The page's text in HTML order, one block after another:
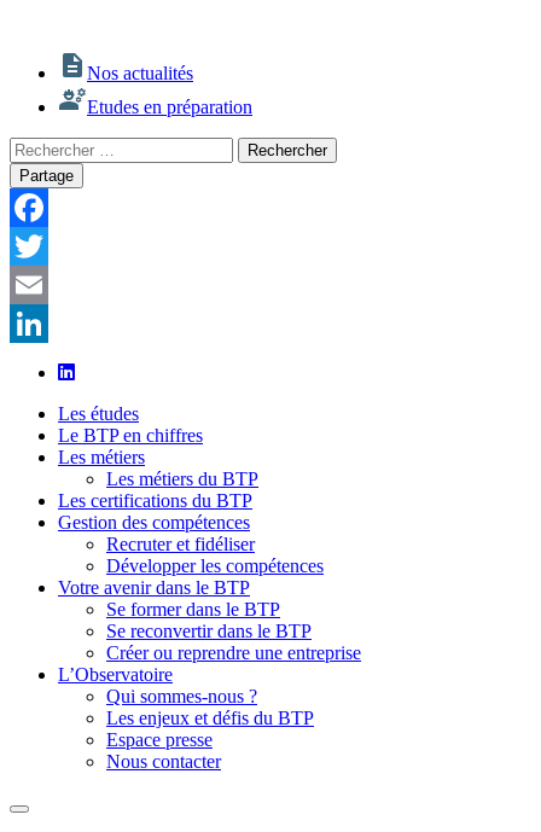
Nos actualités
Etudes en préparation
Rechercher
:
Rechercher
Partage
Facebook
Twitter
Email
LinkedIn
Les études
Le BTP en chiffres
Les métiers
Les métiers du BTP
Les certifications du BTP
Gestion des compétences
Recruter et fidéliser
Développer les compétences
Votre avenir dans le BTP
Se former dans le BTP
Se reconvertir dans le BTP
Créer ou reprendre une entreprise
L’Observatoire
Qui sommes-nous ?
Les enjeux et défis du BTP
Espace presse
Nous contacter